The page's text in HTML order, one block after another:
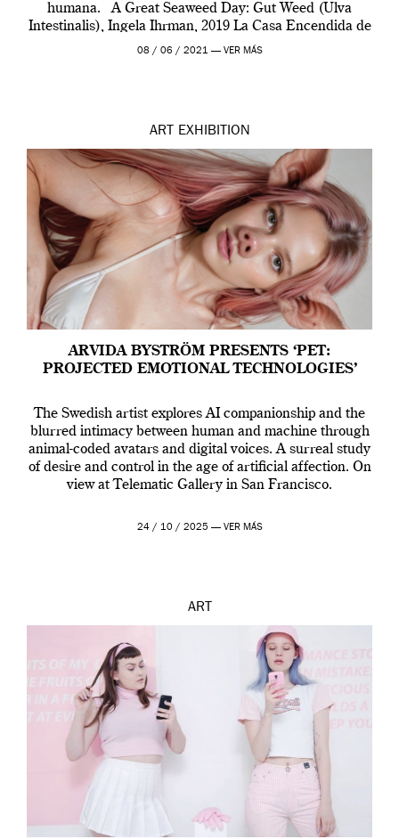
humana. A Great Seaweed Day: Gut Weed (Ulva
Intestinalis), Ingela Ihrman, 2019 La Casa Encendida de
Madrid y la Wellcome […]
08 / 06 / 2021 — VER MÁS
ART EXHIBITION
ARVIDA BYSTRÖM PRESENTS ‘PET:
PROJECTED EMOTIONAL TECHNOLOGIES’
The Swedish artist explores AI companionship and the
blurred intimacy between human and machine through
animal-coded avatars and digital voices. A surreal study
of desire and control in the age of artificial affection. On
view at Telematic Gallery in San Francisco.
24 / 10 / 2025 — VER MÁS
ART